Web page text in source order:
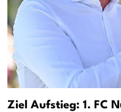
Ziel Aufstieg: 1. FC